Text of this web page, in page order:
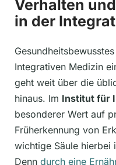
Verhalten
in der
Integrativen Medizin
geht weit über die
hinaus. Im Institut für
besonderer Wert auf
Früherkennung von
wichtige Säule hierbei
Denn durch eine